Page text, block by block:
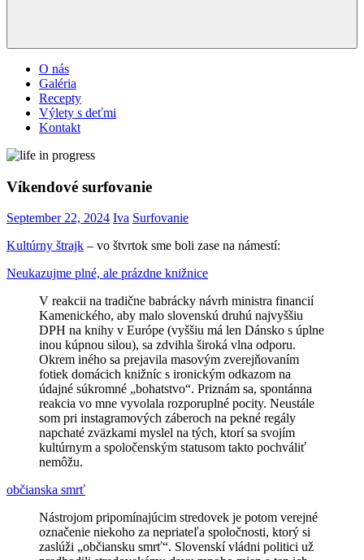
O nás
Galéria
Recepty
Výlety s deťmi
Kontakt
Víkendové surfovanie
September 22, 2024 Iva Surfovanie
Kultúrny štrajk – vo štvrtok sme boli zase na námestí:
Neukazujme plné, ale prázdne knižnice
V reakcii na tradične babrácky návrh ministra financií
Kamenického, aby malo slovenskú druhú najvyššiu
DPH na knihy v Európe (vyššiu má len Dánsko s úplne
inou kúpnou silou), sa zdvihla široká vlna odporu.
Okrem iného sa prejavila masovým zverejňovaním
fotiek domácich knižníc s ironickým odkazom na
údajné súkromné „bohatstvo“. Priznám sa, spontánna
reakcia vo mne vyvolala rozporuplné pocity. Neustále
som pri instagramových záberoch na pekné regály
napchaté zväzkami myslel na tých, ktorí sa svojím
kultúrnym a spoločenským statusom takto pochváliť
nemôžu.
občianska smrť
Nástrojom pripomínajúcim stredovek je potom verejné
označenie niekoho za nepriateľa spoločnosti, ktorý si
zaslúži „občiansku smrť“. Slovenskí vládni politici už